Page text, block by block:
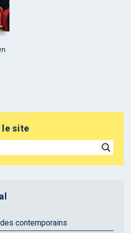
le site
contemporains